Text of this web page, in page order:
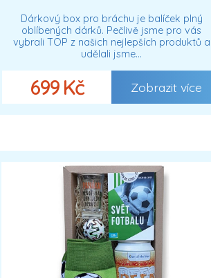
Dárkový box pro bráchu je balíček plný
oblíbených dárků. Pečlivě jsme pro vás
vybrali TOP z našich nejlepších produktů a
udělali jsme…
699 Kč Zobrazit více